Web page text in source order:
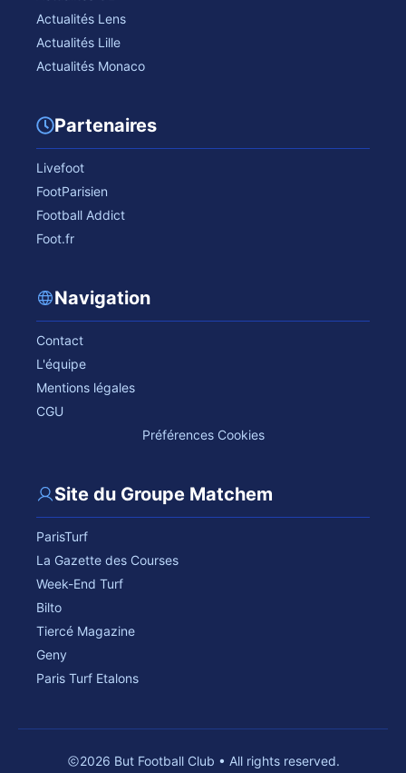
Actualités Lens
Actualités Lille
Actualités Monaco
Partenaires
Livefoot
FootParisien
Football Addict
Foot.fr
Navigation
Contact
L'équipe
Mentions légales
CGU
Préférences Cookies
Site du Groupe Matchem
ParisTurf
La Gazette des Courses
Week-End Turf
Bilto
Tiercé Magazine
Geny
Paris Turf Etalons
2026 But Football Club • All rights reserved.